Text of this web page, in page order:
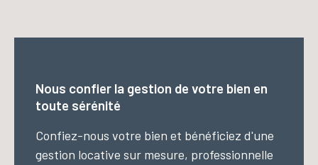
Nous confier la gestion de votre bien en
toute sérénité
Confiez-nous votre bien et bénéficiez d'une
gestion locative sur mesure, professionnelle